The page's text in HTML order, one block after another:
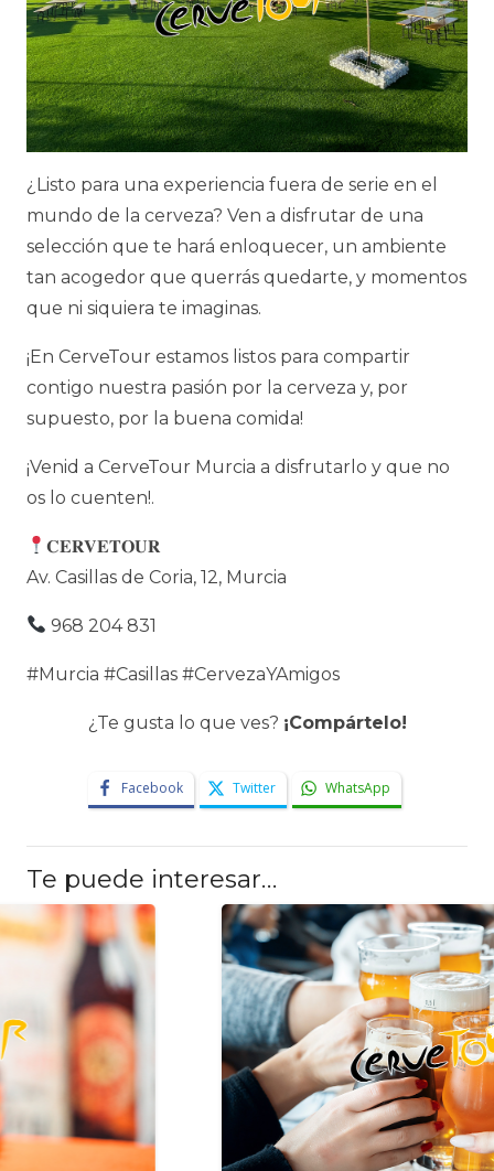
¿Listo para una experiencia fuera de serie en el
mundo de la cerveza? Ven a disfrutar de una
selección que te hará enloquecer, un ambiente
tan acogedor que querrás quedarte, y momentos
que ni siquiera te imaginas.
¡En CerveTour estamos listos para compartir
contigo nuestra pasión por la cerveza y, por
supuesto, por la buena comida!
¡Venid a CerveTour Murcia a disfrutarlo y que no
os lo cuenten!.
𝐂𝐄𝐑𝐕𝐄𝐓𝐎𝐔𝐑
Av. Casillas de Coria, 12, Murcia
968 204 831
#Murcia #Casillas #CervezaYAmigos
¿Te gusta lo que ves? ¡Compártelo!
Facebook Twitter WhatsApp
Te puede interesar…